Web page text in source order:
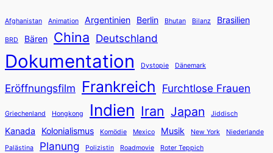
Afghanistan Animation Argentinien Berlin Bhutan Bilanz Brasilien
BRD Bären China Deutschland
Dokumentation Dystopie Dänemark
Eröffnungsfilm Frankreich Furchtlose Frauen
Griechenland Hongkong Indien Iran Japan Jiddisch
Kanada Kolonialismus Komödie Mexico Musik New York
Niederlande
Palästina
Planung Polizistin Roadmovie Roter Teppich